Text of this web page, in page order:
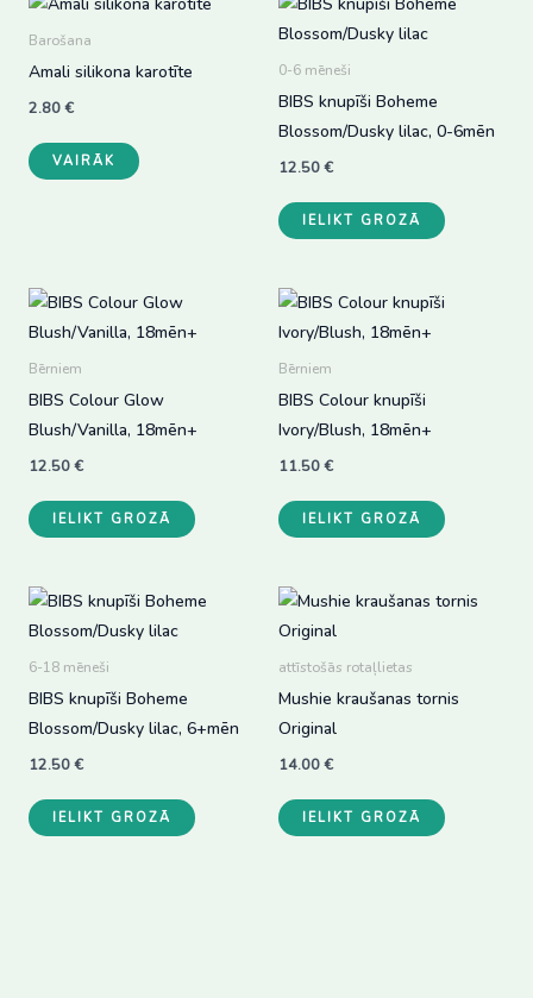
be
the
Barošana
Amali silikona karotīte
2.80€
VAIRĀK
product
chosen
on
product
page
0-6 mēneši
BIBS knupīši Boheme
Blossom/Dusky lilac, 0-6mēn
12.50€
IELIKT GROZĀ
Bērniem
BIBS Colour Glow
Blush/Vanilla, 18mēn+
12.50€
IELIKT GROZĀ
Bērniem
BIBS Colour knupīši
Ivory/Blush, 18mēn+
11.50€
IELIKT GROZĀ
6-18 mēneši
BIBS knupīši Boheme
Blossom/Dusky lilac, 6+mēn
12.50€
IELIKT GROZĀ
attīstošās rotaļlietas
Mushie kraušanas tornis
Original
14.00€
IELIKT GROZĀ